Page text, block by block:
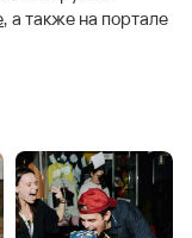
, а также на портале